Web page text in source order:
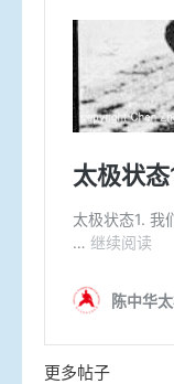
更多帖子